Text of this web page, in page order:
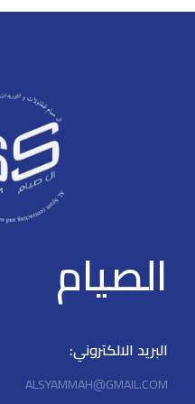
cabinet,splicing tolerance is
الصيام
البريد الالكتروني:
ALSYAMMAH@GMAIL.COM